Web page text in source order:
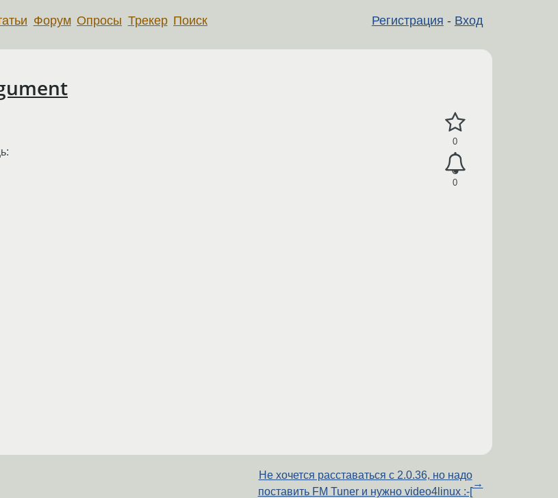
Регистрация - Вход
Форум Опросы Трекер Поиск
0
0
Не хочется расставаться с 2.0.36, но надо
поставить FM Tuner и нужно video4linux :-[
→